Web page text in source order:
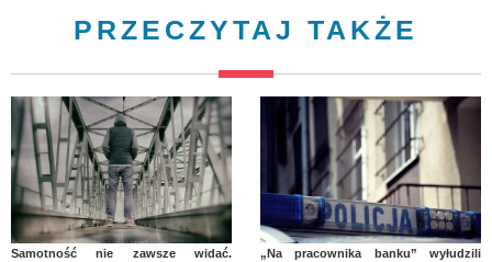
PRZECZYTAJ TAKŻE
Samotność nie zawsze widać.
„Na pracownika banku” wyłudzili